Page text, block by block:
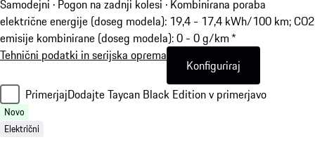
Samodejni · Pogon na zadnji kolesi · Kombinirana poraba
električne energije (doseg modela): 19,4 - 17,4 kWh/100 km; CO2
emisije kombinirane (doseg modela): 0 - 0 g/km *
Tehnični podatki in serijska oprema
Konfiguriraj
PrimerjajDodajte Taycan Black Edition v primerjavo
Novo
Električni